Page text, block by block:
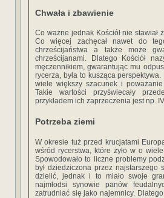
Chwała i zbawienie
Co ważne jednak Kościół nie
Co więcej zachęcał nawet do
chrześcijaństwa a także może
chrześcijanami. Dlatego Kościół
męczennikiem, gwarantując mu
rycerza, była to kusząca
wiele większy szacunek i
Takie wartości przyświecały
przykładem ich zaprzeczenia jest np.
Potrzeba ziemi
W okresie tuż przed krucjatami
wśród rycerstwa, które żyło w o
Spowodowało to liczne problemy
był dziedziczona przez najstarszego
dzielić, jednak i to miało swoje
najmłodsi synowie panów
zatrudniać się jako najemnicy.